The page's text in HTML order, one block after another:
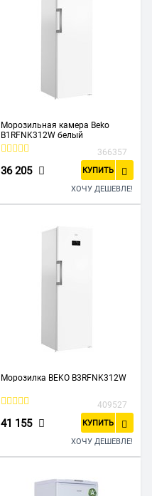
Морозильная камера Beko
B1RFNK312W белый
366357
36 205 КУПИТЬ
ХОЧУ ДЕШЕВЛЕ!
Морозилка BEKO B3RFNK312W
409527
41 155 КУПИТЬ
ХОЧУ ДЕШЕВЛЕ!